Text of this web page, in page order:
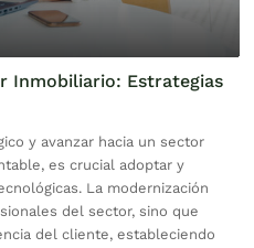
Inmobiliario: Estrategias
y avanzar hacia un sector
es crucial adoptar y
La modernización
del sector, sino que
del cliente, estableciendo